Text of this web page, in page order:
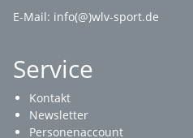
E-Mail: info(@)wlv-sport.de
Service
Kontakt
Newsletter
Personenaccount